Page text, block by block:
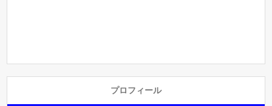
プロフィール